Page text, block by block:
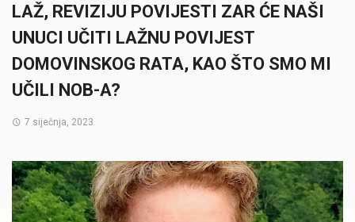
LAŽ, REVIZIJU POVIJESTI ZAR ĆE NAŠI
UNUCI UČITI LAŽNU POVIJEST
DOMOVINSKOG RATA, KAO ŠTO SMO MI
UČILI NOB-A?
7 siječnja, 2023